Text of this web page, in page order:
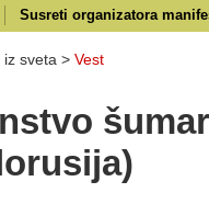
Susreti organizatora
iz sveta > Vest